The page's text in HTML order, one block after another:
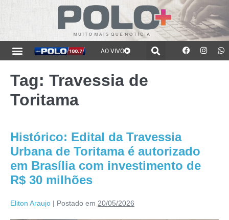
AO VIVO
Tag: Travessia de
Toritama
Histórico: Edital da Travessia
Urbana de Toritama é autorizado
em Brasília com investimento de
R$ 30 milhões
Eliton Araujo | Postado em 20/05/2026